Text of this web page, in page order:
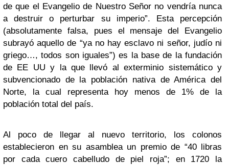
de que el Evangelio de Nuestro Señor no vendría nunca
a destruir o perturbar su imperio”. Esta percepción
(absolutamente falsa, pues el mensaje del Evangelio
subrayó aquello de “ya no hay esclavo ni señor, judío ni
griego…, todos son iguales”) es la base de la fundación
de EE UU y la que llevó al exterminio sistemático y
subvencionado de la población nativa de América del
Norte, la cual representa hoy menos de 1% de la
población total del país.
Al poco de llegar al nuevo territorio, los colonos
establecieron en su asamblea un premio de “40 libras
por cada cuero cabelludo de piel roja”; en 1720 la